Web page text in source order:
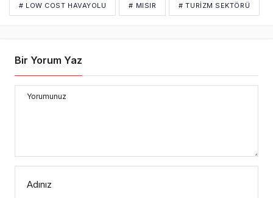
# LOW COST HAVAYOLU # MISIR # TURIZM SEKTÖRÜ
Bir Yorum Yaz
Yorumunuz
Adınız